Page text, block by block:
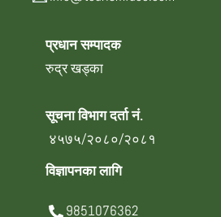
प्रधान सम्पादक
रुद्र खड्का
सूचना विभाग दर्ता नं.
४५७५/२०८०/२०८१
विज्ञापनका लागि
9851076362